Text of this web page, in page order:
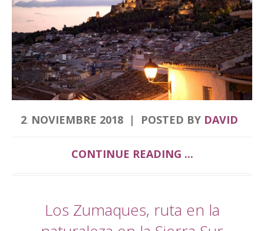
2. NOVIEMBRE 2018 POSTED BY DAVID
CONTINUE READING ...
Los Zumaques, ruta en la